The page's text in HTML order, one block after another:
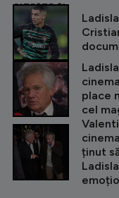
CITEȘTE ȘI
place
cel
ținut